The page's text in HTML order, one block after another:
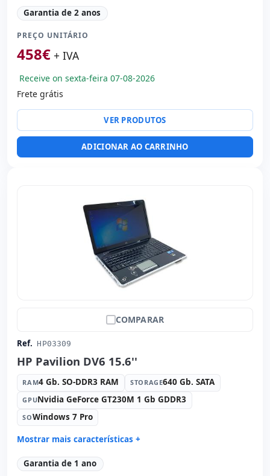
Connectivity: RJ-45 · WIFI · Bluetooth
Processador: Intel Core i7 10510U 1.8 GHz.
Som: Realtek Audio
Portos: USB 2.0 · USB-C · 2x USB 3.1
Portas de vídeo: HDMI
Multimídia:
Específico laptop: Bateria Nova · Layout do teclado
Internacional (adesivos espanhol) · Teclado numérico
Outros: hR embalagens
35x23x1.7 cm.
Garantia de 2 anos
PREÇO UNITÁRIO
458€ + IVA
Receive on sexta-feira 07-08-2026
Frete grátis
VER PRODUTOS
ADICIONAR AO CARRINHO
COMPARAR
Ref. HP03309
HP Pavilion DV6 15.6''
RAM4 Gb. SO-DDR3 RAM STORAGE640 Gb. SATA
GPUNvidia GeForce GT230M 1 Gb GDDR3
SOWindows 7 Pro
Mostrar mais características +
Connectivity: Realtek RTL8168D
Connectivity: RJ-45 · WIFI
Garantia de 1 ano